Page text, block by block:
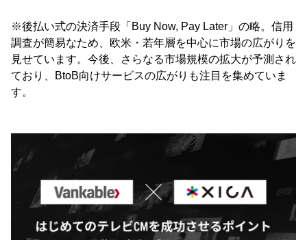
※後払い式の決済手段「Buy Now, Pay Later」の略。信用
調査が簡易なため、欧米・若年層を中心に市場の広がりを
見せています。今後、さらなる市場規模の拡大が予測され
ており、BtoB向けサービスの広がりも注目を集めていま
す。